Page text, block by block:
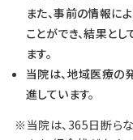
また、事前の情報に
ことができ、結果と
ます。
当院は、地域医療の
進しています。
※当院は、365日断ら